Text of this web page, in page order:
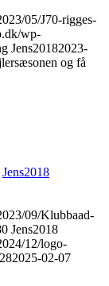
05/J70-rigges-
wp-
Jens20182023-
og få
Jens2018
09/Klubbaad-
Jens2018
12/logo-
2025-02-07